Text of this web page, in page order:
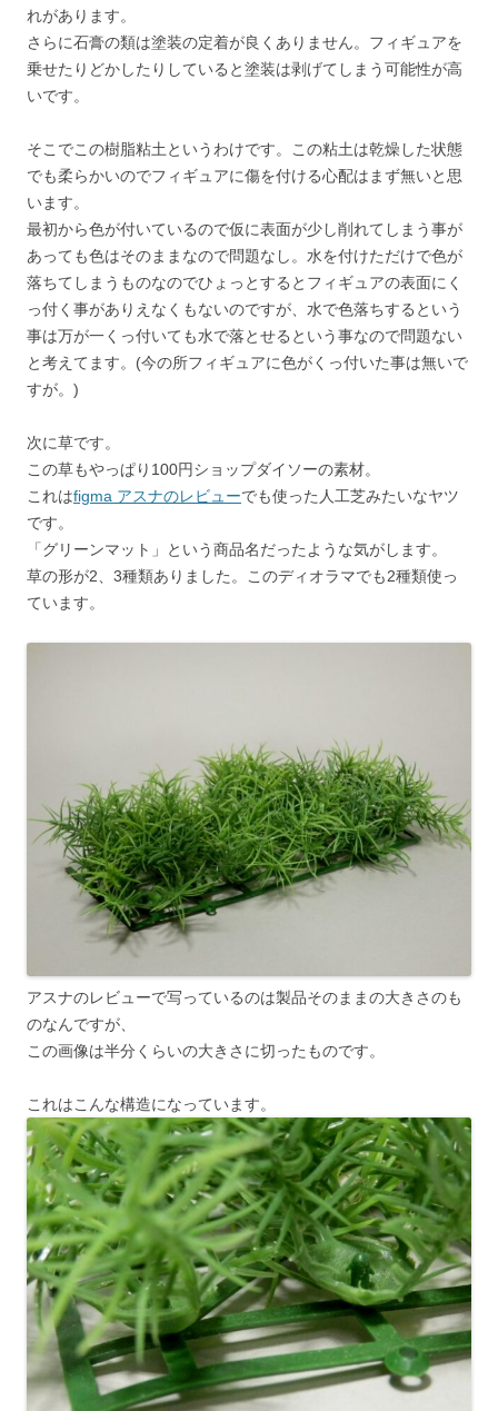
れがあります。
さらに石膏の類は塗装の定着が良くありません。フィギュアを
乗せたりどかしたりしていると塗装は剥げてしまう可能性が高
いです。
そこでこの樹脂粘土というわけです。この粘土は乾燥した状態
でも柔らかいのでフィギュアに傷を付ける心配はまず無いと思
います。
最初から色が付いているので仮に表面が少し削れてしまう事が
あっても色はそのままなので問題なし。水を付けただけで色が
落ちてしまうものなのでひょっとするとフィギュアの表面にく
っ付く事がありえなくもないのですが、水で色落ちするという
事は万が一くっ付いても水で落とせるという事なので問題ない
と考えてます。(今の所フィギュアに色がくっ付いた事は無いで
すが。)
次に草です。
この草もやっぱり100円ショップダイソーの素材。
これはfigma アスナのレビューでも使った人工芝みたいなヤツ
です。
「グリーンマット」という商品名だったような気がします。
草の形が2、3種類ありました。このディオラマでも2種類使っ
ています。
アスナのレビューで写っているのは製品そのままの大きさのも
のなんですが、
この画像は半分くらいの大きさに切ったものです。
これはこんな構造になっています。